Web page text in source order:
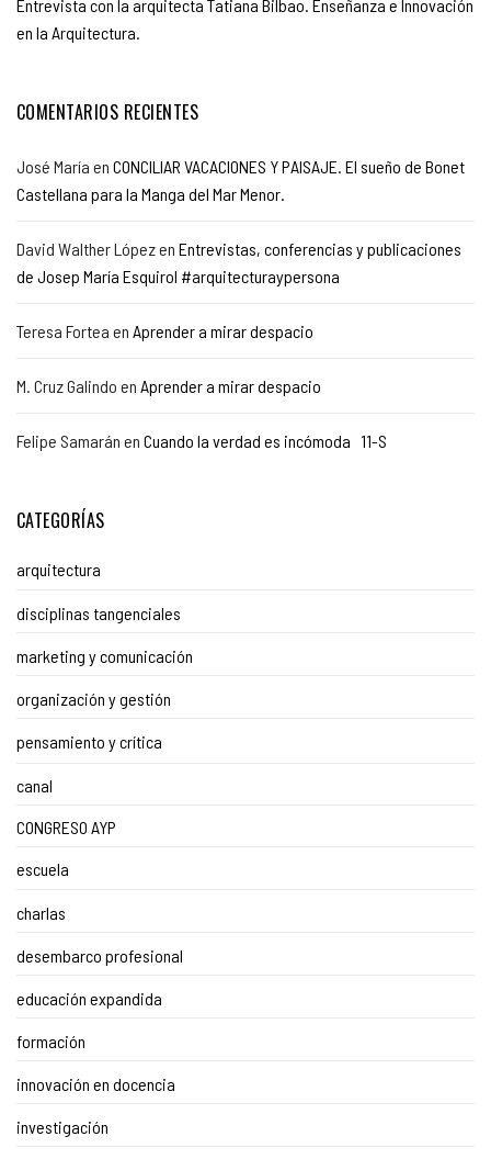
Entrevista con la arquitecta Tatiana Bilbao. Enseñanza e Innovación
en la Arquitectura.
COMENTARIOS RECIENTES
José María en CONCILIAR VACACIONES Y PAISAJE. El sueño de Bonet
Castellana para la Manga del Mar Menor.
David Walther Lópezen Entrevistas, conferencias y publicaciones
de Josep María Esquirol #arquitecturaypersona
Teresa Fortea en Aprender a mirar despacio
M. Cruz Galindo en Aprender a mirar despacio
Felipe Samarán en Cuando la verdad es incómoda 11-S
CATEGORÍAS
arquitectura
disciplinas tangenciales
marketing y comunicación
organización y gestión
pensamiento y crítica
canal
CONGRESO AYP
escuela
charlas
desembarco profesional
educación expandida
formación
innovación en docencia
investigación